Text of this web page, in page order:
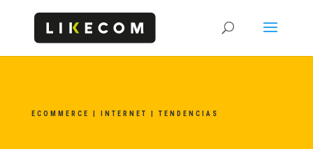
ECOMMERCE INTERNET TENDENCIAS